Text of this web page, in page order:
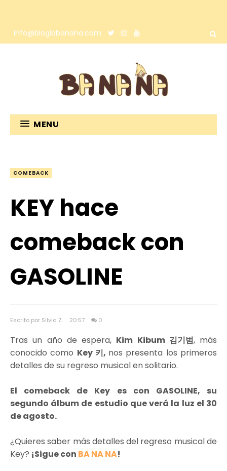
info@bloglabanana.com
MENU
COMEBACK
KEY hace
comeback con
GASOLINE
Escrito por Silvia Z. 20:57 0
Tras un año de espera, Kim Kibum 김기범, más
conocido como Key 키, nos presenta los primeros
detalles de su regreso musical en solitario.
El comeback de Key es con GASOLINE, su
segundo álbum de estudio que verá la luz el 30
de agosto.
¿Quieres saber más detalles del regreso musical de
Key? ¡Sigue con BA NA NA!